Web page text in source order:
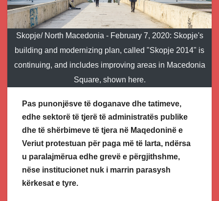
Skopje/ North Macedonia - February 7, 2020: Skopje's
building and modernizing plan, called "Skopje 2014" is
continuing, and includes improving areas in Macedonia
Square, shown here.
Pas punonjësve të doganave dhe tatimeve,
edhe sektorë të tjerë të administratës publike
dhe të shërbimeve të tjera në Maqedoninë e
Veriut protestuan për paga më të larta, ndërsa
u paralajmërua edhe grevë e përgjithshme,
nëse institucionet nuk i marrin parasysh
kërkesat e tyre.